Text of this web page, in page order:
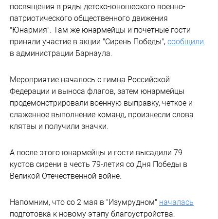
посвящения в ряды детско-юношеского военно-
патриотического общественного движения
"Юнармия". Там же юнармейцы и почетные гости
приняли участие в акции "Сирень Победы", сообщили
в администрации Барнаула.
Мероприятие началось с гимна Российской
Федерации и выноса флагов, затем юнармейцы
продемонстрировали военную выправку, четкое и
слаженное выполнение команд, произнесли слова
клятвы и получили значки.
А после этого юнармейцы и гости высадили 79
кустов сирени в честь 79-летия со Дня Победы в
Великой Отечественной войне.
Напомним, что со 2 мая в "Изумрудном" началась
подготовка к новому этапу благоустройства.